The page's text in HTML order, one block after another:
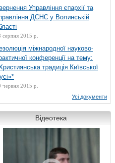
Управління єпархії та
ДСНС у Волинській
серпня 2015 р.
міжнародної науково-
конференції на тему:
традиція Київської
червня 2015 р.
Усі документи
Відеотека